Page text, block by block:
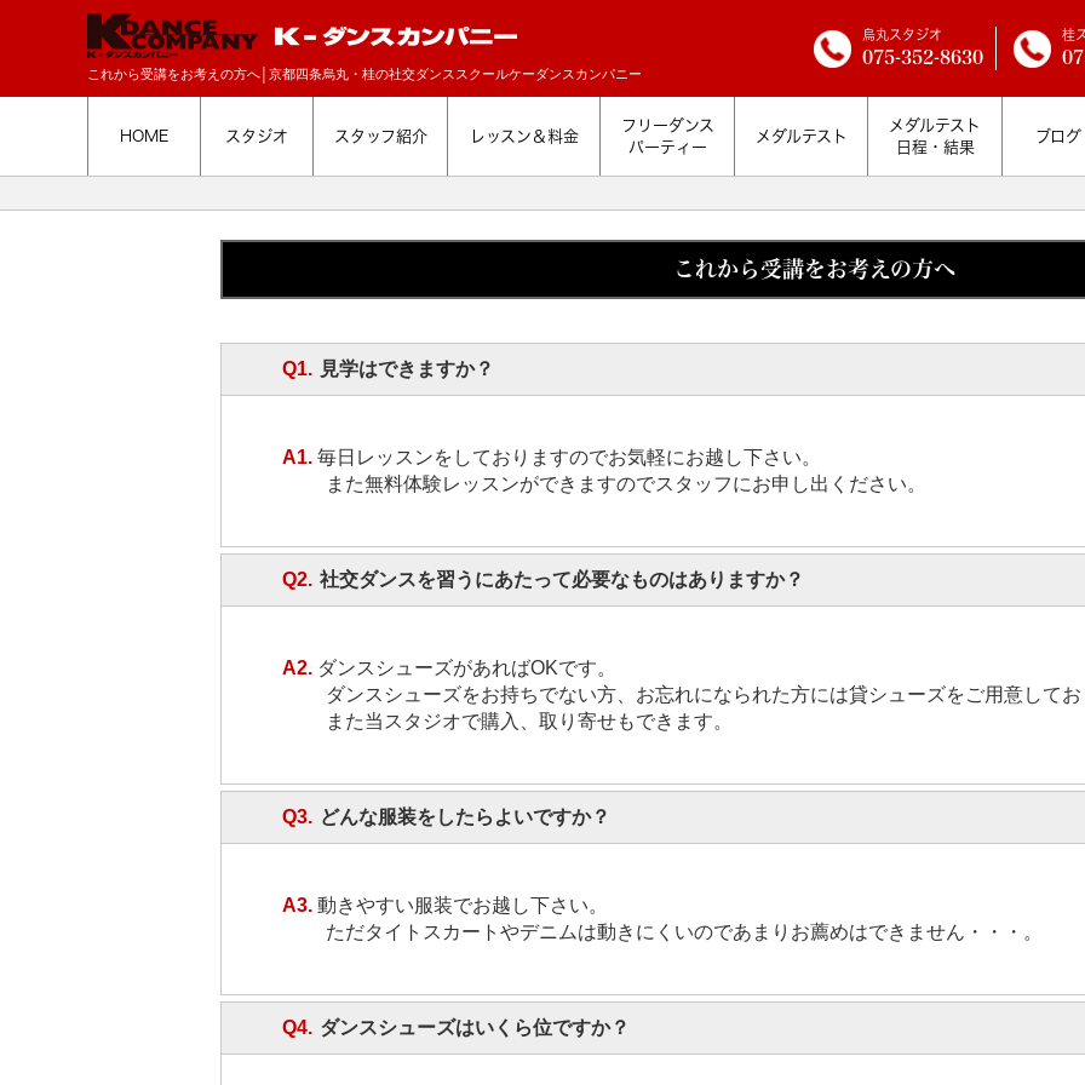
これから受講をお考えの方へ│京都四条烏丸・桂の社交ダンススクールケーダンスカンパニー
烏丸スタジオ
075-352-8630
桂
HOME スタジオ スタッフ紹介 レッスン＆料金
フリーダンス
パーティー
メダルテスト
メダルテスト
日程・結果
ブログ
これから受講をお考えの方へ
Q1. 見学はできますか？
A1. 毎日レッスンをしておりますのでお気軽にお越し下さい。
また無料体験レッスンができますのでスタッフにお申し出ください。
Q2. 社交ダンスを習うにあたって必要なものはありますか？
A2. ダンスシューズがあればOKです。
ダンスシューズをお持ちでない方、お忘れになられた方には貸シューズをご用意して
また当スタジオで購入、取り寄せもできます。
Q3. どんな服装をしたらよいですか？
A3. 動きやすい服装でお越し下さい。
ただタイトスカートやデニムは動きにくいのであまりお薦めはできません・・・。
Q4. ダンスシューズはいくら位ですか？